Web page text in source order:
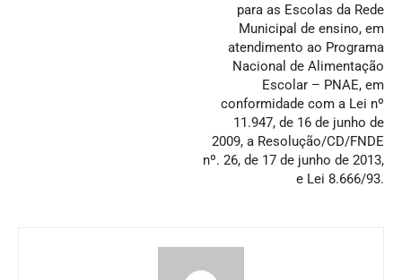
para as Escolas da Rede
Municipal de ensino, em
atendimento ao Programa
Nacional de Alimentação
Escolar – PNAE, em
conformidade com a Lei nº
11.947, de 16 de junho de
2009, a Resolução/CD/FNDE
nº. 26, de 17 de junho de 2013,
e Lei 8.666/93.